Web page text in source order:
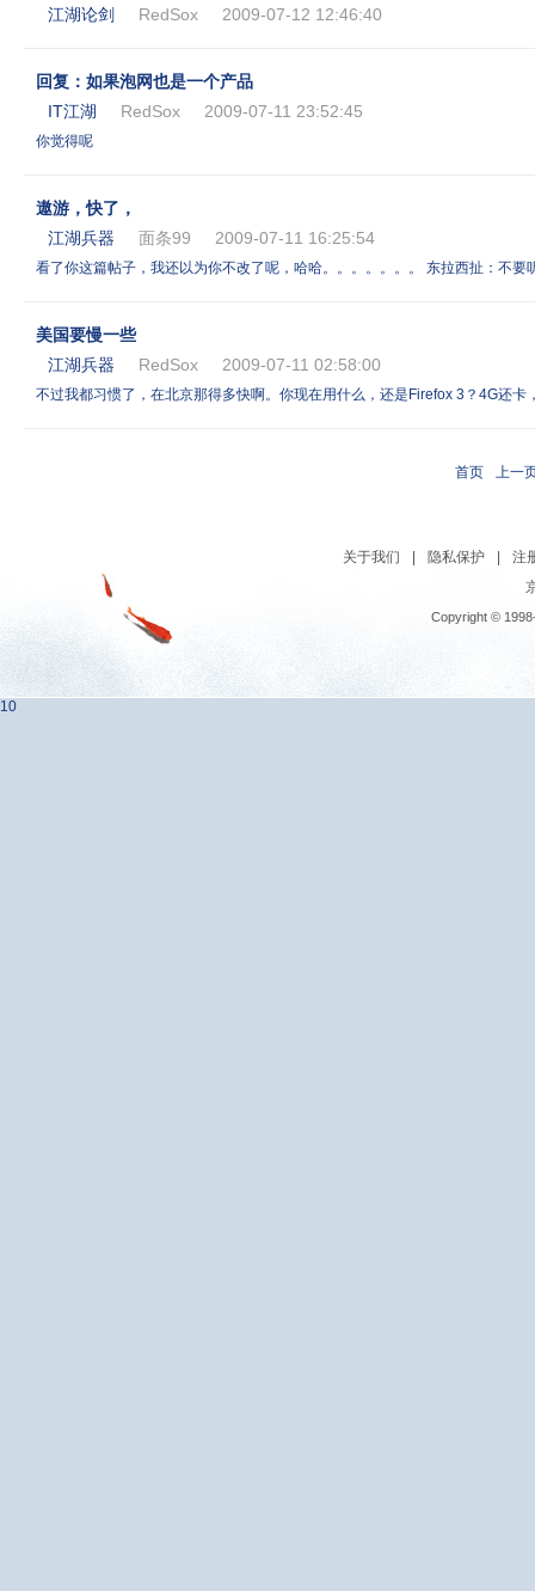
江湖论剑
RedSox 2009-07-12 12:46:40
回复：如果泡网也是一个产品
IT江湖
RedSox 2009-07-11 23:52:45
你觉得呢
遨游，快了，
江湖兵器
面条99 2009-07-11 16:25:54
看了你这篇帖子，我还以为你不改了呢，哈哈。。。。。。。 东拉西扯：不要
美国要慢一些
江湖兵器
RedSox 2009-07-11 02:58:00
不过我都习惯了，在北京那得多快啊。你现在用什么，还是Firefox 3？4G还卡
首页 上一
关于我们 隐私保护
注
Copyright ©
10